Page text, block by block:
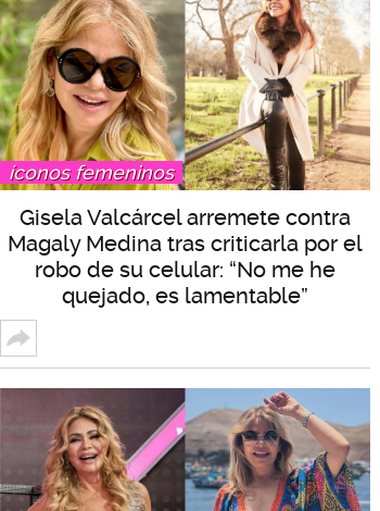
íconos femeninos
Gisela Valcárcel arremete contra
Magaly Medina tras criticarla por el
robo de su celular: “No me he
quejado, es lamentable”